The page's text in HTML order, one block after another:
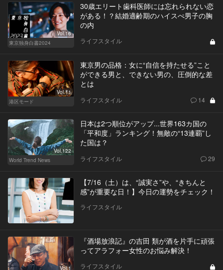
Vol.16
東京独身白書2024
30歳エリート歯科医師には忘れられない恋
がある！？結婚適齢期のハイスぺ男子の胸
の内
ライフスタイル
Vol.11
港区モード
東京男の品格：女に“自信を持たせる”こと
ができる男と、できない男の、圧倒的な差
とは
ライフスタイル 14
Vol.122
World Trend News
日本は2つ順位がアップ...世界163カ国の
「平和度」ランキング！無敵の“13連覇”し
た国は？
ライフスタイル 29
【7/16（土）は、“誠実さ”や、“きちんと
感”が重要な日！】今日の運勢をチェック！
ライフスタイル
Vol.1
『酒場放浪記』の吉田 類が酒を片手に頑張
ってアラフォー女性のお悩み解決！
ライフスタイル